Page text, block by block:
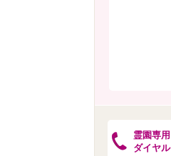
霊園専用
ダイヤル